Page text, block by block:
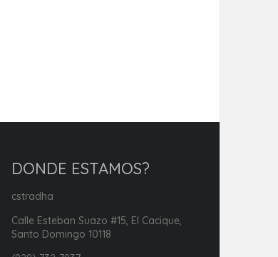
DONDE ESTAMOS?
cstradha
Calle Esteban Suazo #15, El Cacique,
Santo Domingo 10118